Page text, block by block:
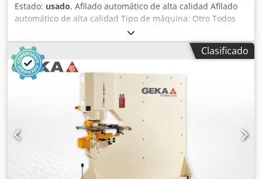
Estado: usado, Afilado automático de alta calidad Afilado
automático de alta calidad Tipo de máquina: Otro Todos
los operarios de punzonadoras conocen la importancia del
mantenimiento de las herramientas para la calidad de las
piezas y la vida útil de las herramientas. La AMADA TOGU
es la solución: una afiladora de herramientas automática
diseñada específicamente para el afilado de alta calidad
de herramientas para el corte de chapa. Funcionamiento
sin necesidad de operario Control sencillo para el operario
Afilado rápido y fiable de todas las herramientas estándar
Se suministra con guías para el afilado del ángulo de corte
Restaura las herramientas a su estado óptimo, lo que se
traduce en piezas de alta calidad Permite el reafilado
periódico para maximizar la vida útil de las herramientas
Clasificado